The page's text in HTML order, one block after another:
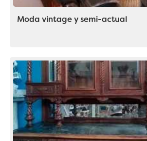
Moda vintage y semi-actual